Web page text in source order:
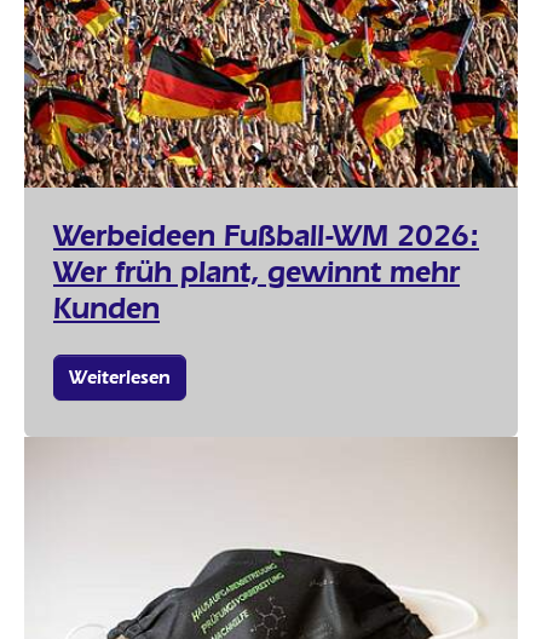
Werbeideen Fußball-WM 2026:
Wer früh plant, gewinnt mehr
Kunden
Weiterlesen